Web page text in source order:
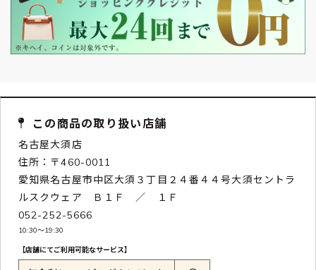
この商品の取り扱い店舗
名古屋大須店
住所：〒460-0011
愛知県名古屋市中区大須３丁目２４番４４号大須セントラ
ルスクウェア Ｂ１Ｆ ／ １Ｆ
052-252-5666
10:30〜19:30
【店舗にてご利用可能なサービス】